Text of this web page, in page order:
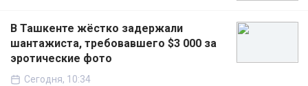
В Ташкенте жёстко задержали
шантажиста, требовавшего $3 000 за
эротические фото
Сегодня, 10:34